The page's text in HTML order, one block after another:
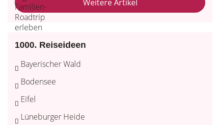
Weitere Artikel
1000. Reiseideen
Bayerischer Wald
Bodensee
Eifel
Lüneburger Heide